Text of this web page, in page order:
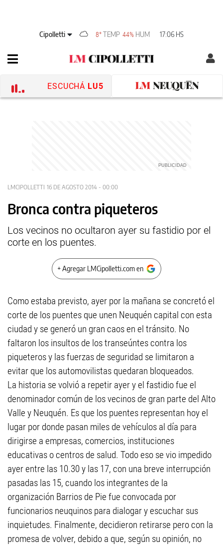
Cipolletti 8° TEMP 44% HUM 17:06 HS
ESCUCHÁ LU5
LMCIPOLLETTI 16 DE AGOSTO 2014 - 00:00
Bronca contra piqueteros
Los vecinos no ocultaron ayer su fastidio por el
corte en los puentes.
+ Agregar LMCipolletti.com en
Como estaba previsto, ayer por la mañana se concretó el
corte de los puentes que unen Neuquén capital con esta
ciudad y se generó un gran caos en el tránsito. No
faltaron los insultos de los transeúntes contra los
piqueteros y las fuerzas de seguridad se limitaron a
evitar que los automovilistas quedaran bloqueados.
La historia se volvió a repetir ayer y el fastidio fue el
denominador común de los vecinos de gran parte del Alto
Valle y Neuquén. Es que los puentes representan hoy el
lugar por donde pasan miles de vehículos al día para
dirigirse a empresas, comercios, instituciones
educativas o centros de salud. Todo eso se vio impedido
ayer entre las 10.30 y las 17, con una breve interrupción
pasadas las 15, cuando los integrantes de la
organización Barrios de Pie fue convocada por
funcionarios neuquinos para dialogar y escuchar sus
inquietudes. Finalmente, decidieron retirarse pero con la
promesa de volver, debido a que, según su opinión, no